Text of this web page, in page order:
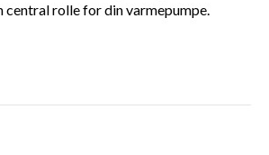
central rolle for din varmepumpe.